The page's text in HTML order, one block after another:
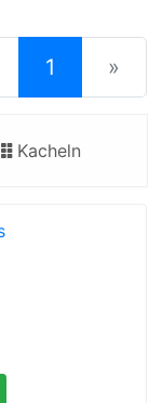
1 (current)
»
Kacheln